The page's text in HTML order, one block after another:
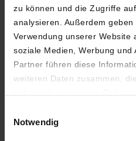
zu können und die Zugriffe
analysieren. Außerdem
Verwendung unserer Website
soziale Medien, Werbung und
Partner führen diese
weiteren Daten zusammen,
unsererDatenschutzerklärung
Notwendig